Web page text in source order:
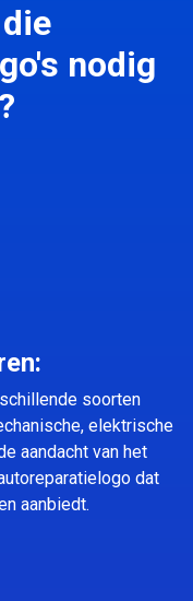
nodig
soorten
elektrische
aandacht van het
dat
aanbiedt.